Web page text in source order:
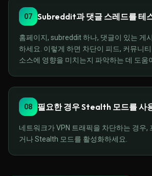
07 Subreddit과 댓글 스레드를 테
홈페이지, subreddit 하나, 댓글이 있는 게
하세요. 이렇게 하면 차단이 피드, 커뮤니
소스에 영향을 미치는지 파악하는 데 도움
08 필요한 경우 Stealth 모드를 사
네트워크가 VPN 트래픽을 차단하는 경우,
거나 Stealth 모드를 활성화하세요.